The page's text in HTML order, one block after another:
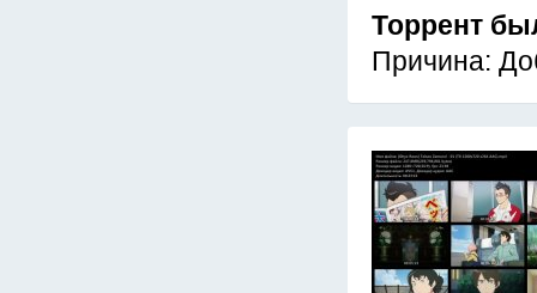
Торрент
Причина: